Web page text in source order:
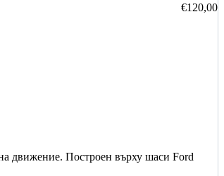
120,00
€
движение. Построен върху шаси Ford